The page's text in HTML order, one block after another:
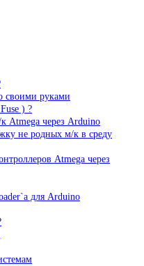
своими руками
) ?
Atmega через Arduino
не родных м/к в среду
Atmega через
для Arduino